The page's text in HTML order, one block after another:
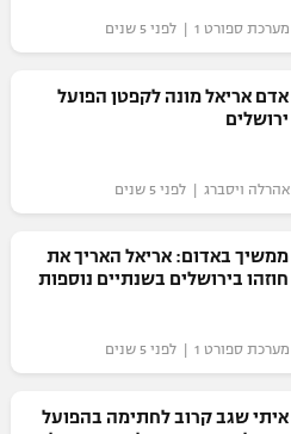
מערכת ספורט 1 | לפני 5 שנים
אדם אריאל מונה לקפטן הפועל
ירושלים
אהרלה ויסברג | לפני 5 שנים
ממשיך באדום: אריאל האריך את
חוזהו בירושלים בשנתיים נוספות
מערכת ספורט 1 | לפני 5 שנים
איתי שגב קרוב לחתימה בהפועל